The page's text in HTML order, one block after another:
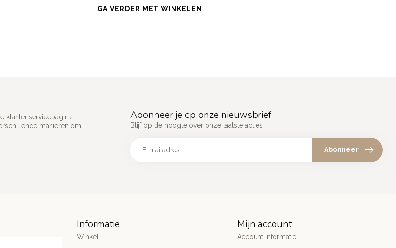
GA VERDER MET WINKELEN
klantenservicepagina.
manieren om
Abonneer je op onze nieuwsbrief
Blijf op de hoogte over onze laatste acties
Abonneer
Informatie
Winkel
Mijn account
Account informatie